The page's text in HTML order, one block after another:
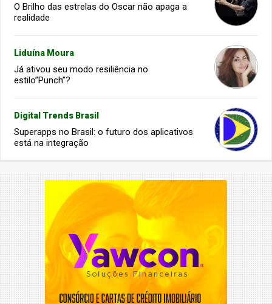
O Brilho das estrelas do Oscar não apaga a
realidade
Liduína Moura
Já ativou seu modo resiliência no
estilo”Punch”?
Digital Trends Brasil
Superapps no Brasil: o futuro dos aplicativos
está na integração